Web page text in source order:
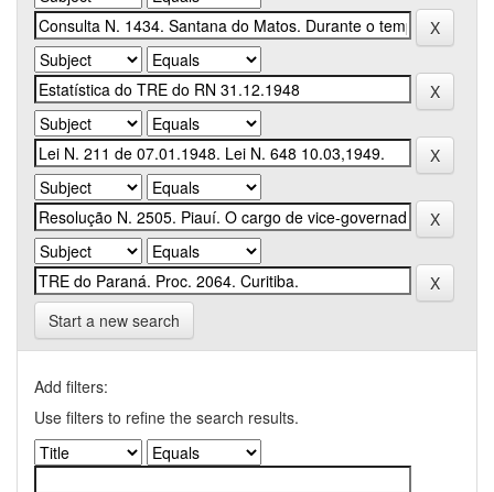
Start a new search
Add filters:
Use filters to refine the search results.